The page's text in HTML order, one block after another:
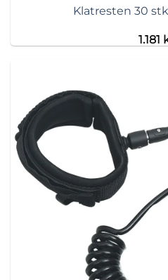
Klatresten 30
1.181